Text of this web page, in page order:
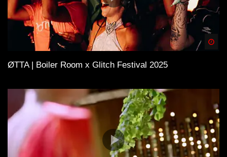
ØTTA | Boiler Room x Glitch Festival 2025